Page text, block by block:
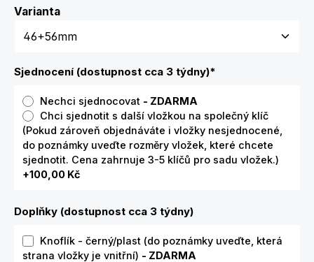
VariantaZvolte variantu
Sjednocení (dostupnost cca 3 týdny)*
Nechci sjednocovat - ZDARMA
Chci sjednotit s další vložkou na společný klíč
(Pokud zároveň objednáváte i vložky nesjednocené,
do poznámky uveďte rozměry vložek, které chcete
sjednotit. Cena zahrnuje 3-5 klíčů pro sadu vložek.)
+100,00 Kč
Doplňky (dostupnost cca 3 týdny)
Knoflík - černý/plast (do poznámky uveďte, která
strana vložky je vnitřní) - ZDARMA